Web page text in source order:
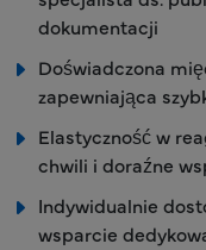
dokumentacji
Doświadczona
zapewniająca
Elastyczność w
chwili i doraźne
Indywidualnie
wsparcie